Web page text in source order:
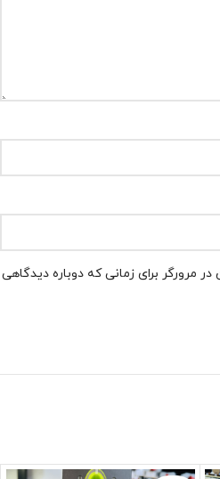
مرورگر برای زمانی که دوباره دیدگاهی